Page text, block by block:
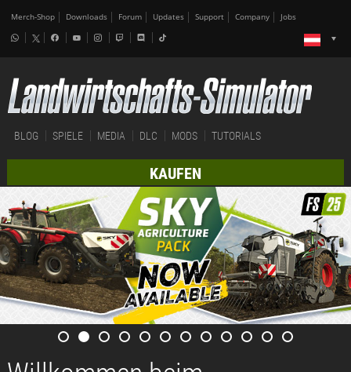
Merch-Shop Downloads Forum Updates Support Company Jobs
BLOG SPIELE MEDIA DLC MODS TUTORIALS
KAUFEN